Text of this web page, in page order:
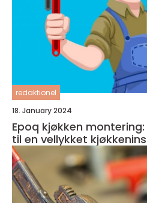
redaktionel
18. January 2024
Epoq kjøkken
til en vellykket